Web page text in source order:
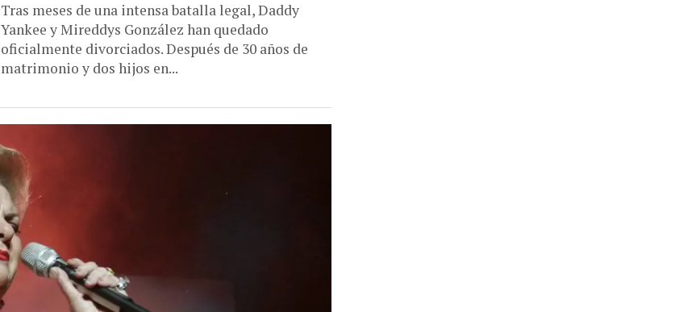
Tras meses de una intensa batalla legal, Daddy
Yankee y Mireddys González han quedado
oficialmente divorciados. Después de 30 años de
matrimonio y dos hijos en...